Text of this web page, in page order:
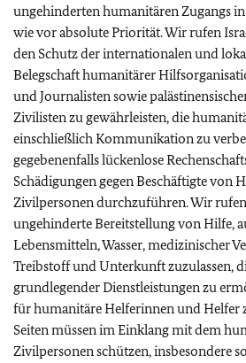
ungehinderten humanitären Zugangs
wie vor absolute Priorität. Wir rufen
den Schutz der internationalen und
Belegschaft humanitärer
und Journalisten sowie
Zivilisten zu gewährleisten, die
einschließlich Kommunikation zu
gegebenenfalls lückenlose
Schädigungen gegen Beschäftigte von
Zivilpersonen durchzuführen. Wir rufen
ungehinderte Bereitstellung von Hilfe,
Lebensmitteln, Wasser, medizinischer
Treibstoff und Unterkunft zuzulassen,
grundlegender Dienstleistungen zu
für humanitäre Helferinnen und Helfer
Seiten müssen im Einklang mit dem
Zivilpersonen schützen, insbesondere